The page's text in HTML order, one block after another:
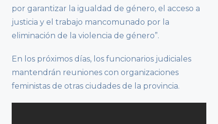
por garantizar la igualdad de género, el acceso a
justicia y el trabajo mancomunado por la
eliminación de la violencia de género”.
En los próximos días, los funcionarios judiciales
mantendrán reuniones con organizaciones
feministas de otras ciudades de la provincia.